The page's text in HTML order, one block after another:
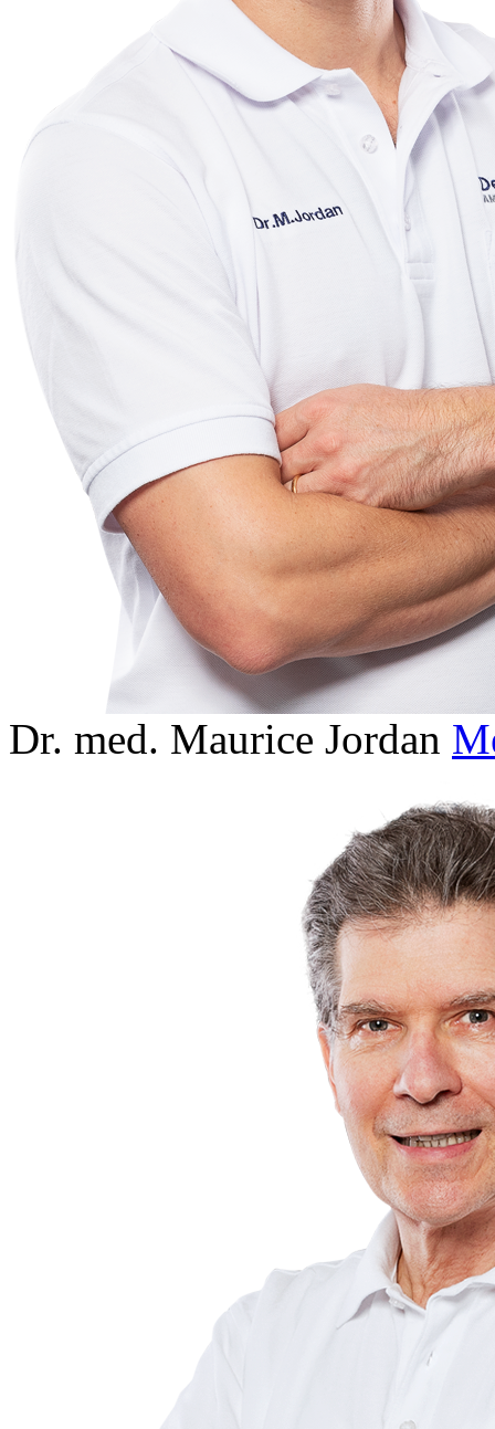
Dr. med. Maurice Jordan